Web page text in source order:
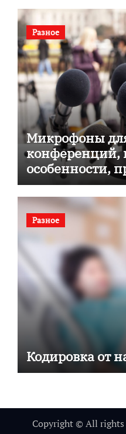
Разное
Микрофоны
конференций,
особенности,
советы по
Разное
Кодировка от
Copyright © All rights